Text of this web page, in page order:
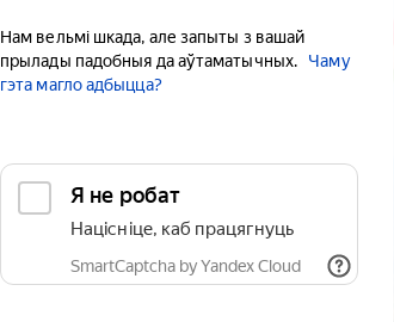
Нам вельмі шкада, але запыты з вашай
прылады падобныя да аўтаматычных.
Чаму
гэта магло адбыцца?
Я не робат
Націсніце, каб працягнуць
SmartCaptcha by Yandex Cloud